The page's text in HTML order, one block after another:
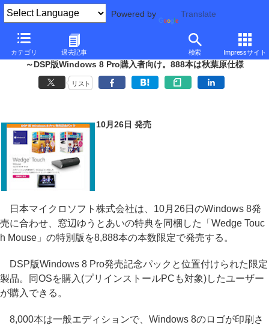
Powered by Translate
カテゴリ 過去記事 検索 Impressサイト
日本マイクロソフト、窓辺ゆう/あいの特典付きマウスを8,888本限定発
～DSP版Windows 8 Pro購入者向け。888本は秋葉原仕様
リスト
10月26日 発売
日本マイクロソフト株式会社は、10月26日のWindows 8発
売に合わせ、窓辺ゆうとあいの特典を同梱した「Wedge Touc
h Mouse」の特別版を8,888本の本数限定で発売する。
DSP版Windows 8 Pro発売記念パックと位置付けられた限定
製品。同OSを購入(プリインストールPCも対象)したユーザー
が購入できる。
8,000本は一般エディションで、Windows 8のロゴが印刷さ